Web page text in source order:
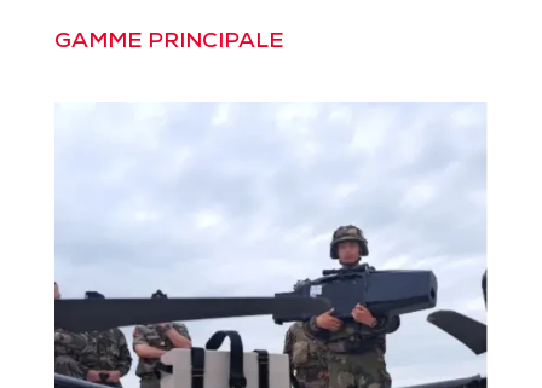
GAMME PRINCIPALE